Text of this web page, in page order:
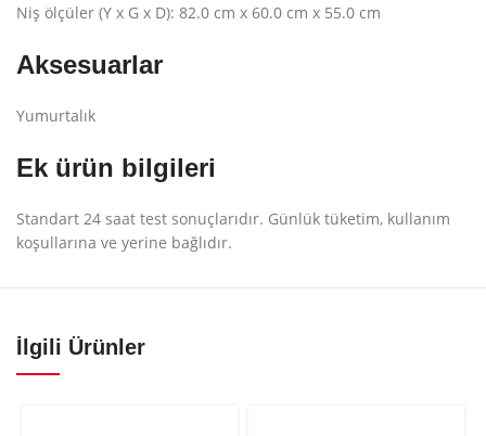
Niş ölçüler (Y x G x D): 82.0 cm x 60.0 cm x 55.0 cm
Aksesuarlar
Yumurtalık
Ek ürün bilgileri
Standart 24 saat test sonuçlarıdır. Günlük tüketim, kullanım
koşullarına ve yerine bağlıdır.
İlgili Ürünler